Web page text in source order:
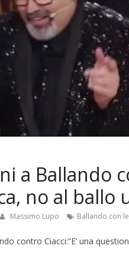
a Ballando
no al ballo
Massimo Lupo Ballando con
contro Ciacci:”E’ una